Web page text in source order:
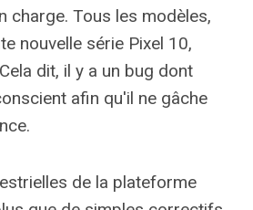
charge. Tous les modèles,
nouvelle série Pixel 10,
dit, il y a un bug dont
afin qu'il ne gâche
de la plateforme